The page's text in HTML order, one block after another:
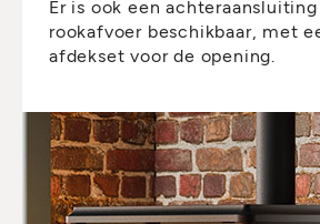
Er is ook een
rookafvoer beschikbaar, met
afdekset voor de opening.